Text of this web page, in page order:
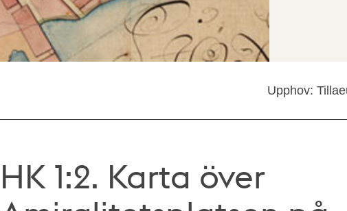
Upphov:
HK 1:2. Karta över